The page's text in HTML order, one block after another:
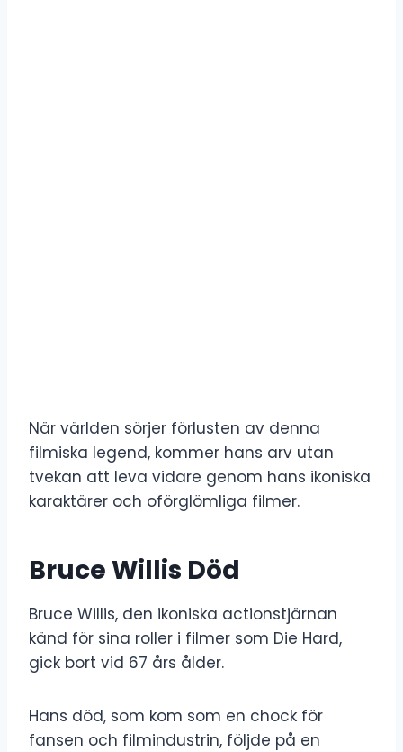
När världen sörjer förlusten av denna
filmiska legend, kommer hans arv utan
tvekan att leva vidare genom hans ikoniska
karaktärer och oförglömliga filmer.
Bruce Willis Död
Bruce Willis, den ikoniska actionstjärnan
känd för sina roller i filmer som Die Hard,
gick bort vid 67 års ålder.
Hans död, som kom som en chock för
fansen och filmindustrin, följde på en